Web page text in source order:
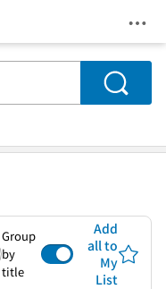
Search
Group
by
title
Add
all to
My
List